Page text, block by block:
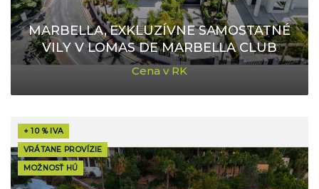
MARBELLA, EXKLUZÍVNE SAMOSTATNÉ
VILY V LOMAS DE MARBELLA CLUB
Cena v RK
+ 10 % IVA
VRÁTANE PROVÍZIE
MOŽNOSŤ HÚ